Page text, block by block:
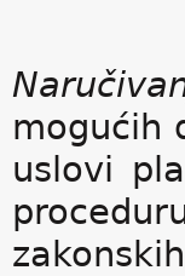
mogućih
uslovi